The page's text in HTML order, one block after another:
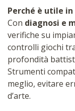
Perché è utile
Con diagnosi e
verifiche su
controlli giochi
profondità
Strumenti
meglio, evitare
d’arte.